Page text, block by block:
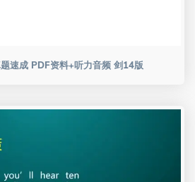
题速成 PDF资料+听力音频 剑14版